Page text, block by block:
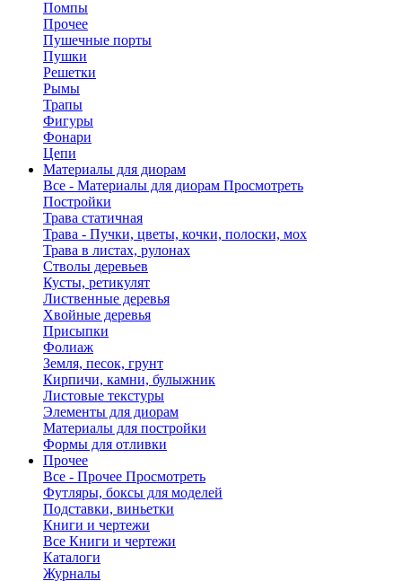
Помпы
Прочее
Пушечные порты
Пушки
Решетки
Рымы
Трапы
Фигуры
Фонари
Цепи
Материалы для диорам
Все - Материалы для диорам Просмотреть
Постройки
Трава статичная
Трава - Пучки, цветы, кочки, полоски, мох
Трава в листах, рулонах
Стволы деревьев
Кусты, ретикулят
Лиственные деревья
Хвойные деревья
Присыпки
Фолиаж
Земля, песок, грунт
Кирпичи, камни, булыжник
Листовые текстуры
Элементы для диорам
Материалы для постройки
Формы для отливки
Прочее
Все - Прочее Просмотреть
Футляры, боксы для моделей
Подставки, виньетки
Книги и чертежи
Все Книги и чертежи
Каталоги
Журналы